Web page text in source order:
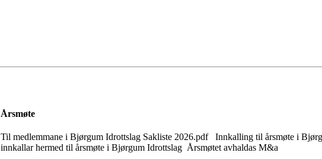
Årsmøte
Til medlemmane i Bjørgum Idrottslag Sakliste 2026.pdf Innkalling til årsmøte i
innkallar hermed til årsmøte i Bjørgum Idrottslag Årsmøtet avhaldas M&a